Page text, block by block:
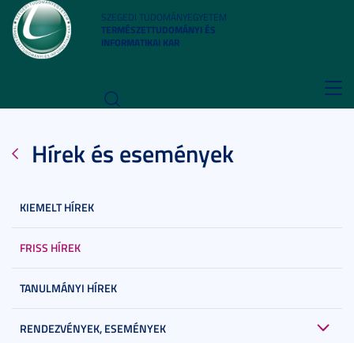
SZEGEDI TUDOMÁNYEGYETEM
TERMÉSZETTUDOMÁNYI ÉS
INFORMATIKAI KAR
Hírek és események
KIEMELT HÍREK
FRISS HÍREK
TANULMÁNYI HÍREK
RENDEZVÉNYEK, ESEMÉNYEK